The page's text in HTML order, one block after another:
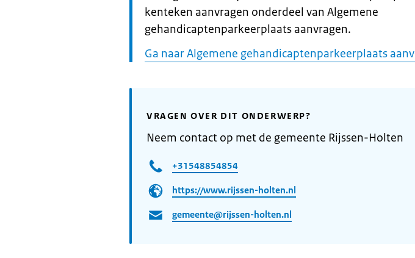
kenteken aanvragen onderdeel van Algemene
gehandicaptenparkeerplaats aanvragen.
Ga naar Algemene gehandicaptenparkeerplaats
VRAGEN OVER DIT ONDERWERP?
Neem contact op met de gemeente Rijssen-Holten
+31548854854
https://www.rijssen-holten.nl
gemeente@rijssen-holten.nl